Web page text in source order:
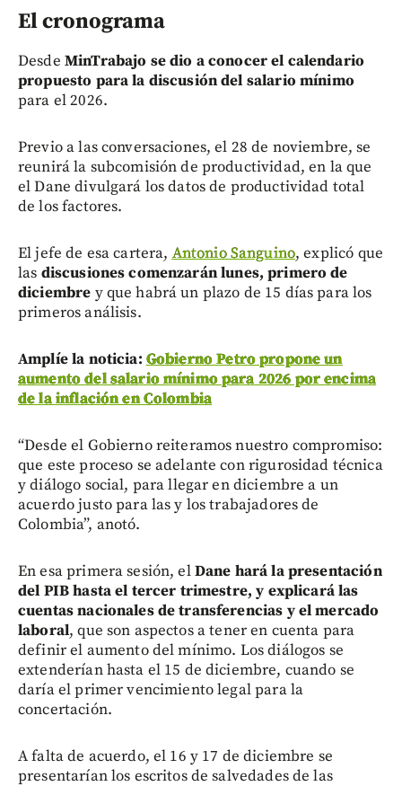
El cronograma
Desde MinTrabajo se dio a conocer el calendario
propuesto para la discusión del salario mínimo
para el 2026.
Previo a las conversaciones, el 28 de noviembre, se
reunirá la subcomisión de productividad, en la que
el Dane divulgará los datos de productividad total
de los factores.
El jefe de esa cartera, Antonio Sanguino, explicó que
las discusiones comenzarán lunes, primero de
diciembre y que habrá un plazo de 15 días para los
primeros análisis.
Amplíe la noticia: Gobierno Petro propone un
aumento del salario mínimo para 2026 por encima
de la inflación en Colombia
“Desde el Gobierno reiteramos nuestro compromiso:
que este proceso se adelante con rigurosidad técnica
y diálogo social, para llegar en diciembre a un
acuerdo justo para las y los trabajadores de
Colombia”, anotó.
En esa primera sesión, elDane hará la presentación
del PIB hasta el tercer trimestre, y explicará las
cuentas nacionales de transferencias y el mercado
laboral, que son aspectos a tener en cuenta para
definir el aumento del mínimo. Los diálogos se
extenderían hasta el 15 de diciembre, cuando se
daría el primer vencimiento legal para la
concertación.
A falta de acuerdo, el 16 y 17 de diciembre se
presentarían los escritos de salvedades de las